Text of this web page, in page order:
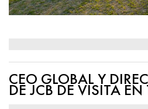
CEO GLOBAL Y
DE JCB DE VISITA